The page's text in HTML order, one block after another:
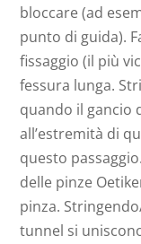
bloccare (ad
punto di guida).
fissaggio (il più
fessura lunga.
quando il gancio
all’estremità di
questo
delle pinze
pinza.
tunnel si